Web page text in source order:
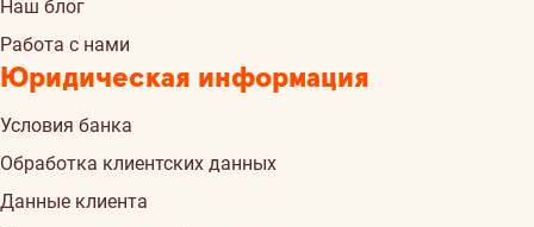
Наш блог
Работа с нами
Юридическая информация
Условия банка
Обработка клиентских данных
Данные клиента